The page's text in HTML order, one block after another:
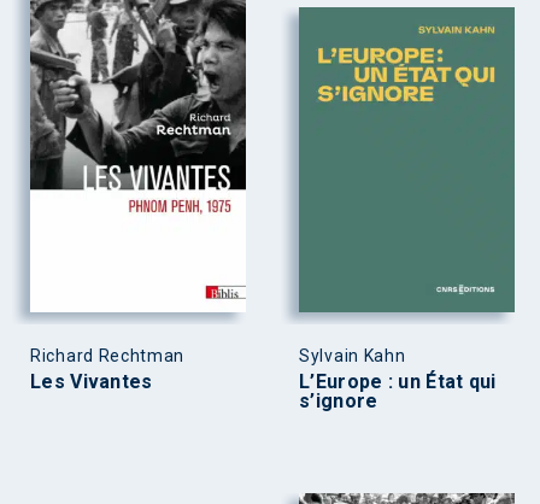
Richard Rechtman
Les Vivantes
Sylvain Kahn
L’Europe : un État qui
s’ignore